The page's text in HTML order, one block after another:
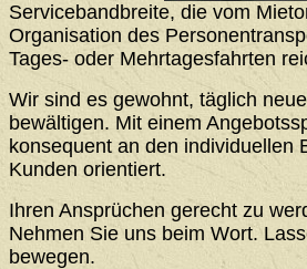
Servicebandbreite, die vom
Organisation des
Tages- oder Mehrtagesfahrten
Wir sind es gewohnt, täglich
bewältigen. Mit einem
konsequent an den individuellen
Kunden orientiert.
Ihren Ansprüchen gerecht zu
Nehmen Sie uns beim Wort.
bewegen.